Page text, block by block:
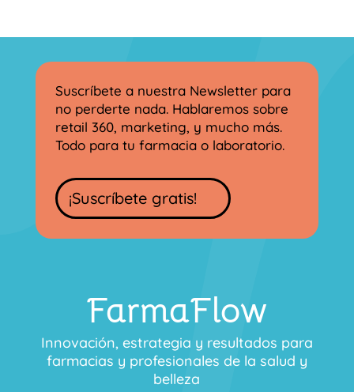
Suscríbete a nuestra Newsletter para
no perderte nada. Hablaremos sobre
retail 360, marketing, y mucho más.
Todo para tu farmacia o laboratorio.
¡Suscríbete gratis!
FarmaFlow
Innovación, estrategia y resultados para
farmacias y profesionales de la salud y
belleza